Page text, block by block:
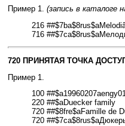
Пример 1. (запись в каталоге
216
716
720 ПРИНЯТАЯ ТОЧКА
Пример 1.
100
220 ##$aDuecker family
720 ##$8fre$aFamille de
720